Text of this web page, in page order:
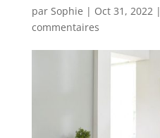
par Sophie | Oct 31, 2022|
commentaires